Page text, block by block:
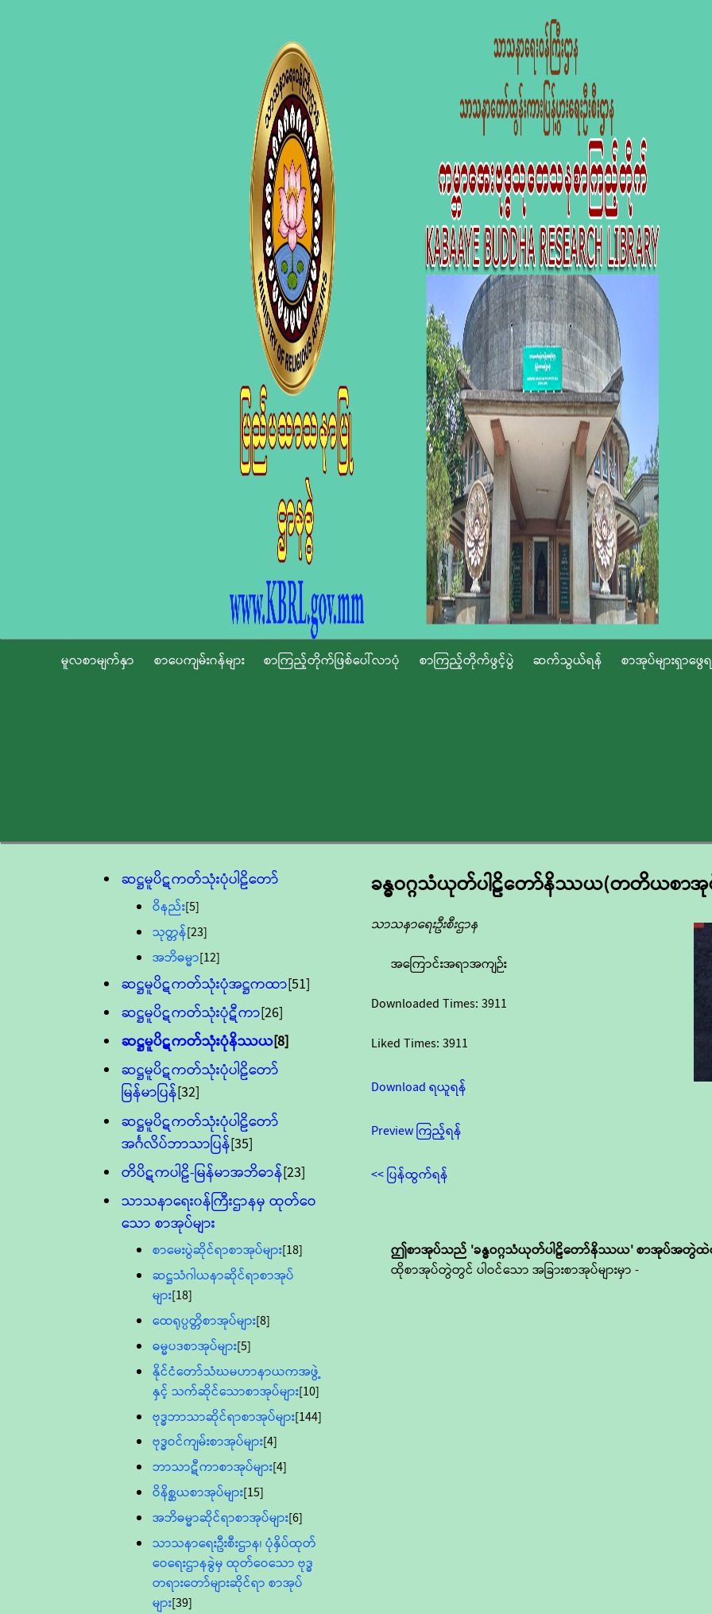
မူလစာမျက်နှာ စာပေကျမ်းဂန်များ စာကြည့်တိုက်ဖြစ်ပေါ်လာပုံ စာကြည့်တိုက်ဖွင့်ပွဲ ဆက်သွယ်ရန် စာအုပ်များရှာဖွေ
ဆဋ္ဌမူပိဋကတ်သုံးပုံပါဠိတော်
ဝိနည်း[5]
သုတ္တန်[23]
အဘိဓမ္မာ[12]
ဆဋ္ဌမူပိဋကတ်သုံးပုံအဋ္ဌကထာ[51]
ဆဋ္ဌမူပိဋကတ်သုံးပုံဋီကာ[26]
ဆဋ္ဌမူပိဋကတ်သုံးပုံနိဿယ[8]
ဆဋ္ဌမူပိဋကတ်သုံးပုံပါဠိတော်
မြန်မာပြန်[32]
ဆဋ္ဌမူပိဋကတ်သုံးပုံပါဠိတော်
အင်္ဂလိပ်ဘာသာပြန်[35]
တိပိဋကပါဠိ-မြန်မာအဘိဓာန်[23]
သာသနာရေး၀န်ကြီးဌာနမှ ထုတ်ဝေ
သော စာအုပ်များ
စာမေးပွဲဆိုင်ရာစာအုပ်များ[18]
ဆဋ္ဌသံဂါယနာဆိုင်ရာစာအုပ်
များ[18]
ထေရုပ္ပတ္တိစာအုပ်များ[8]
ဓမ္မပဒစာအုပ်များ[5]
နိုင်ငံတော်သံဃမဟာနာယကအဖွဲ့
နှင့် သက်ဆိုင်သောစာအုပ်များ[10]
ဗုဒ္ဓဘာသာဆိုင်ရာစာအုပ်များ[144]
ဗုဒ္ဓဝင်ကျမ်းစာအုပ်များ[4]
ဘာသာဋီကာစာအုပ်များ[4]
ဝိနိစ္ဆယစာအုပ်များ[15]
အဘိဓမ္မာဆိုင်ရာစာအုပ်များ[6]
သာသနာရေးဦးစီးဌာန၊ ပုံနှိပ်ထုတ်
ဝေရေးဌာနခွဲမှ ထုတ်ဝေသော ဗုဒ္ဓ
တရားတော်များဆိုင်ရာ စာအုပ်
များ[39]
ခန္ဓဝဂ္ဂသံယုတ်ပါဠိတော်နိဿယ(တတိယစာအု
သာသနာရေးဦးစီးဌာန
အကြောင်းအရာအကျဉ်း
Downloaded Times: 3911
Liked Times: 3911
Download ရယူရန်
Preview ကြည့်ရန်
<< ပြန်ထွက်ရန်
ဤစာအုပ်သည် 'ခန္ဓဝဂ္ဂသံယုတ်ပါဠိတော်နိဿယ' စာအုပ်အတွဲထဲ
ထိုစာအုပ်တွဲတွင် ပါဝင်သော အခြားစာအုပ်များမှာ -